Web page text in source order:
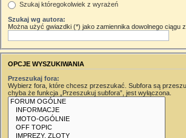
Szukaj któregokolwiek z wyrażeń
Szukaj wg autora:
Można użyć gwiazdki (*) jako zamiennika dowolnego ciągu
OPCJE WYSZUKIWANIA
Przeszukaj fora:
Wybierz fora, które chcesz przeszukać. Subfora są
chyba że funkcja „Przeszukuj subfora”, jest wyłączona.